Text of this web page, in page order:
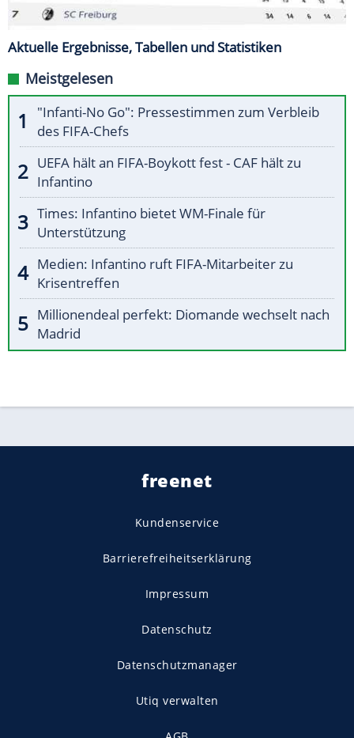
Aktuelle Ergebnisse, Tabellen und Statistiken
Meistgelesen
"Infanti-No Go": Pressestimmen zum Verbleib
des FIFA-Chefs
UEFA hält an FIFA-Boykott fest - CAF hält zu
Infantino
Times: Infantino bietet WM-Finale für
Unterstützung
Medien: Infantino ruft FIFA-Mitarbeiter zu
Krisentreffen
Millionendeal perfekt: Diomande wechselt nach
Madrid
freenet
Kundenservice
Barrierefreiheitserklärung
Impressum
Datenschutz
Datenschutzmanager
Utiq verwalten